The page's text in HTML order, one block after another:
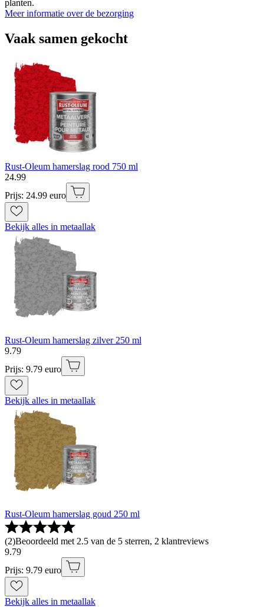
planten.
Meer informatie over de bezorging
Vaak samen gekocht
Rust-Oleum hamerslag rood 750 ml
24.99
Prijs: 24.99 euro
Bekijk alles in metaallak
Rust-Oleum hamerslag zilver 250 ml
9.79
Prijs: 9.79 euro
Bekijk alles in metaallak
Rust-Oleum hamerslag goud 250 ml
(2)Beoordeeld met 2.5 van de 5 sterren, 2 klantreviews
9.79
Prijs: 9.79 euro
Bekijk alles in metaallak